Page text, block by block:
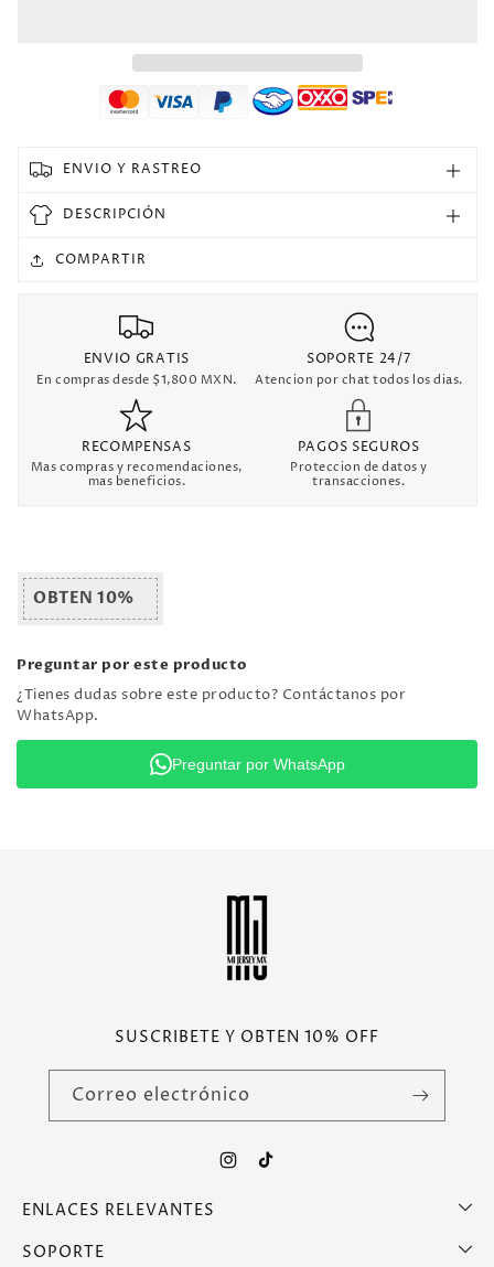
Selecciones
Retro
Local
Versión
Retro
ENVIO Y RASTREO
DESCRIPCIÓN
COMPARTIR
ENVIO GRATIS
En compras desde $1,800 MXN.
SOPORTE 24/7
Atencion por chat todos los dias.
RECOMPENSAS
Mas compras y recomendaciones,
mas beneficios.
PAGOS SEGUROS
Proteccion de datos y
transacciones.
OBTEN 10%
Preguntar por este producto
¿Tienes dudas sobre este producto? Contáctanos por
WhatsApp.
Preguntar por WhatsApp
SUSCRIBETE Y OBTEN 10% OFF
Correo electrónico
Instagram
TikTok
ENLACES RELEVANTES
SOPORTE